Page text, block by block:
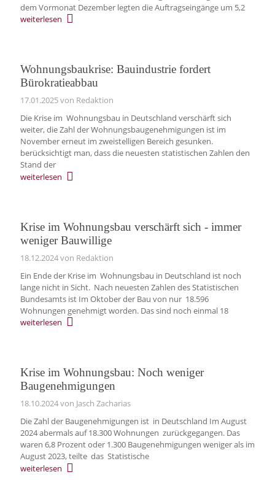
dem Vormonat Dezember legten die Auftragseingänge um 5,2
weiterlesen
Wohnungsbaukrise: Bauindustrie fordert
Bürokratieabbau
17.01.2025von Redaktion
Die Krise im Wohnungsbau in Deutschland verschärft sich
weiter, die Zahl der Wohnungsbaugenehmigungen ist im
November erneut im zweistelligen Bereich gesunken.
berücksichtigt man, dass die neuesten statistischen Zahlen den
Stand der
weiterlesen
Krise im Wohnungsbau verschärft sich - immer
weniger Bauwillige
18.12.2024von Redaktion
Ein Ende der Krise im Wohnungsbau in Deutschland ist noch
lange nicht in Sicht. Nach neuesten Zahlen des Statistischen
Bundesamts ist Im Oktober der Bau von nur 18.596
Wohnungen genehmigt worden. Das sind noch einmal 18
weiterlesen
Krise im Wohnungsbau: Noch weniger
Baugenehmigungen
18.10.2024von Jasch Zacharias
Die Zahl der Baugenehmigungen ist in Deutschland Im August
2024 abermals auf 18.300 Wohnungen zurückgegangen. Das
waren 6,8 Prozent oder 1.300 Baugenehmigungen weniger als im
August 2023, teilte das Statistische
weiterlesen